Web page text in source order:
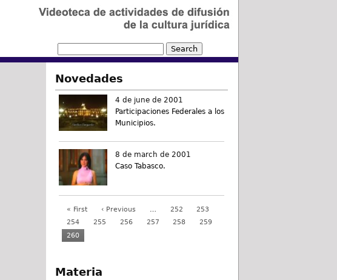
Novedades
4 de june de 2001
Participaciones Federales a los
Municipios.
8 de march de 2001
Caso Tabasco.
« First ‹ Previous … 252
253
254
255 256 257 258
259
260
Materia